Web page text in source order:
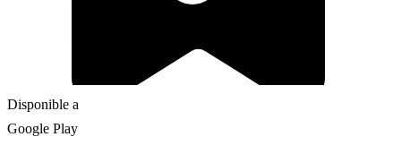
Disponible a
Google Play